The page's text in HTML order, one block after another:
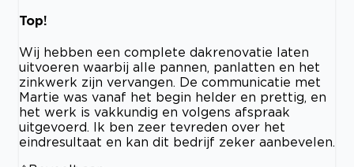
Top!
Wij hebben een complete dakrenovatie laten
uitvoeren waarbij alle pannen, panlatten en het
zinkwerk zijn vervangen. De communicatie met
Martie was vanaf het begin helder en prettig, en
het werk is vakkundig en volgens afspraak
uitgevoerd. Ik ben zeer tevreden over het
eindresultaat en kan dit bedrijf zeker aanbevelen.